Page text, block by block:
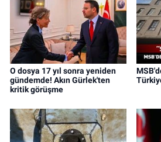
O dosya 17 yıl sonra yeniden
gündemde! Akın Gürlek'ten
kritik görüşme